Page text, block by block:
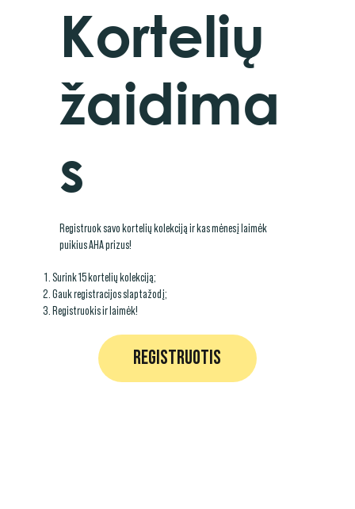
Kortelių
žaidima
s
Registruok savo kortelių kolekciją ir kas mėnesį laimėk
puikius AHA prizus!
Surink 15 kortelių kolekciją;
Gauk registracijos slaptažodį;
Registruokis ir laimėk!
REGISTRUOTIS